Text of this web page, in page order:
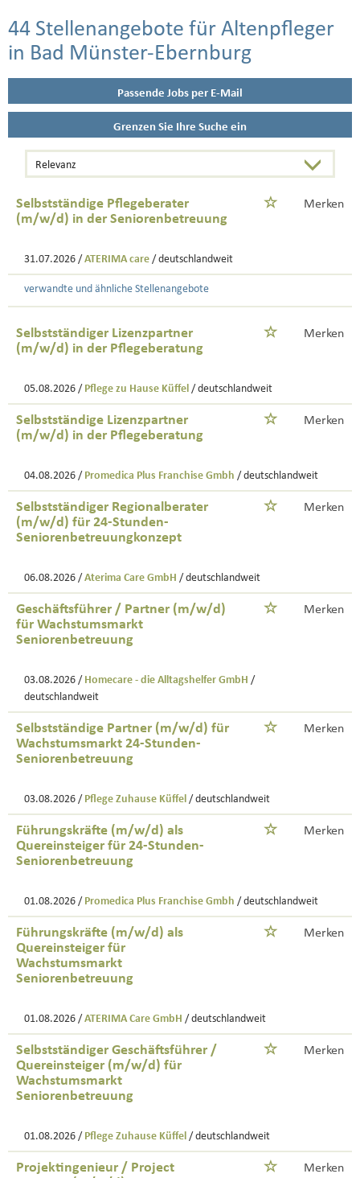
44 Stellenangebote für Altenpfleger
in Bad Münster-Ebernburg
Passende Jobs per E-Mail
Grenzen Sie Ihre Suche ein
Selbstständige Pflegeberater
(m/w/d) in der Seniorenbetreuung
Merken
31.07.2026 / ATERIMA care / deutschlandweit
verwandte und ähnliche Stellenangebote
Selbstständiger Lizenzpartner
(m/w/d) in der Pflegeberatung
Merken
05.08.2026 / Pflege zu Hause Küffel / deutschlandweit
Selbstständige Lizenzpartner
(m/w/d) in der Pflegeberatung
Merken
04.08.2026 / Promedica Plus Franchise Gmbh / deutschlandweit
Selbstständiger Regionalberater
(m/w/d) für 24-Stunden-
Seniorenbetreuungkonzept
Merken
06.08.2026 / Aterima Care GmbH / deutschlandweit
Geschäftsführer / Partner (m/w/d)
für Wachstumsmarkt
Seniorenbetreuung
Merken
03.08.2026 / Homecare - die Alltagshelfer GmbH /
deutschlandweit
Selbstständige Partner (m/w/d) für
Wachstumsmarkt 24-Stunden-
Seniorenbetreuung
Merken
03.08.2026 / Pflege Zuhause Küffel / deutschlandweit
Führungskräfte (m/w/d) als
Quereinsteiger für 24-Stunden-
Seniorenbetreuung
Merken
01.08.2026 / Promedica Plus Franchise Gmbh / deutschlandweit
Führungskräfte (m/w/d) als
Quereinsteiger für
Wachstumsmarkt
Seniorenbetreuung
Merken
01.08.2026 / ATERIMA Care GmbH / deutschlandweit
Selbstständiger Geschäftsführer /
Quereinsteiger (m/w/d) für
Wachstumsmarkt
Seniorenbetreuung
Merken
01.08.2026 / Pflege Zuhause Küffel / deutschlandweit
Projektingenieur / Project
Merken